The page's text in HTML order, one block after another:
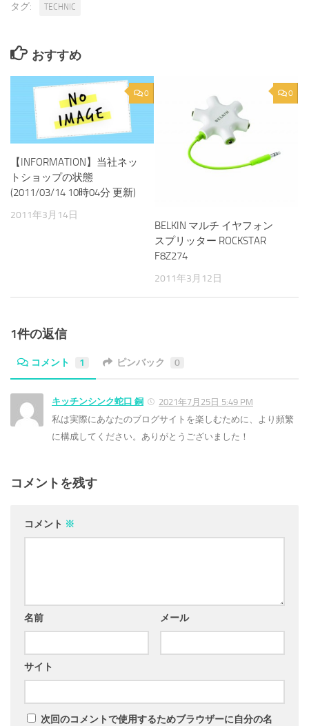
タグ: TECHNIC
おすすめ
0
【INFORMATION】当社ネッ
トショップの状態
(2011/03/14 10時04分 更新)
2011年3月14日
0
BELKIN マルチ イヤフォン
スプリッター ROCKSTAR
F8Z274
2011年3月12日
1件の返信
コメント 1 ピンバック 0
キッチンシンク蛇口 銅
2021年7月25日 5:49 PM
私は実際にあなたのブログサイトを楽しむために、より頻繁
に構成してください。ありがとうございました！
コメントを残す
コメント ※
名前 メール
サイト
次回のコメントで使用するためブラウザーに自分の名